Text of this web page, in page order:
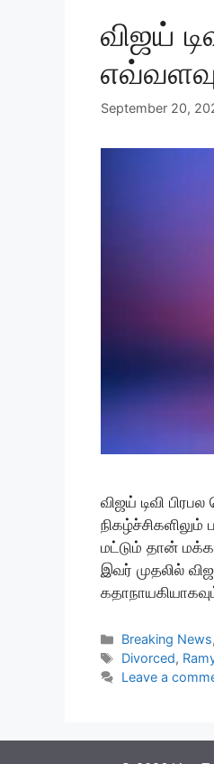
விஜய்
September 20,
விஜய் டிவி
மட்டும் தான்
இவர் முதலில்
Categories
Breaking News,
Tags
Divorced,
Leave a